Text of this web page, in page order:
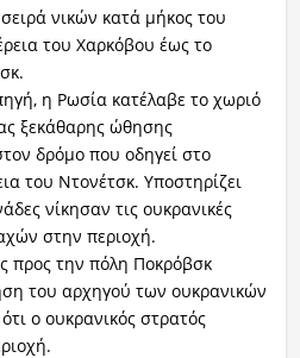
νικών κατά μήκος του
του Χαρκόβου έως το
η Ρωσία κατέλαβε το χωριό
ξεκάθαρης ώθησης
δρόμο που οδηγεί στο
του Ντονέτσκ. Υποστηρίζει
νίκησαν τις ουκρανικές
στην περιοχή.
προς την πόλη Ποκρόβσκ
του αρχηγού των ουκρανικών
ο ουκρανικός στρατός